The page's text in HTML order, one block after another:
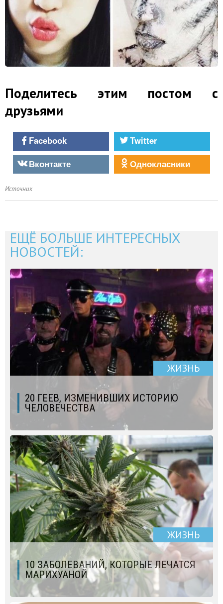
Поделитесь этим постом с
друзьями
Facebook
Twitter
Вконтакте
Однокласники
Источник
ЕЩЁ БОЛЬШЕ ИНТЕРЕСНЫХ
НОВОСТЕЙ:
ЖИЗНЬ
20 ГЕЕВ, ИЗМЕНИВШИХ ИСТОРИЮ
ЧЕЛОВЕЧЕСТВА
ЖИЗНЬ
10 ЗАБОЛЕВАНИЙ, КОТОРЫЕ ЛЕЧАТСЯ
МАРИХУАНОЙ